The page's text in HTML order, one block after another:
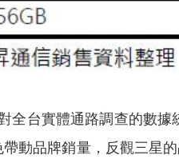
台實體通路調查的數據
動品牌銷量，反觀三星